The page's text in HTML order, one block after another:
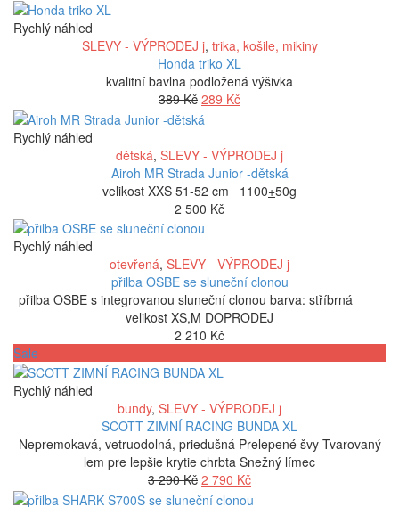
Rychlý náhled
SLEVY - VÝPRODEJ j, trika, košile, mikiny
Honda triko XL
kvalitní bavlna podložená výšivka
389Kč Původní
cena
389 Kč.
289 KčAktuální
289 Kč.
Rychlý náhled
dětská, SLEVY - VÝPRODEJ j
Airoh MR Strada Junior -dětská
velikost XXS 51-52 cm 1100+50g
2 500 Kč
Rychlý náhled
otevřená, SLEVY - VÝPRODEJ j
přilba OSBE se sluneční clonou
přilba OSBE s integrovanou sluneční clonou barva: stříbrná
velikost XS,M DOPRODEJ
2 210 Kč
Sale
Rychlý náhled
bundy, SLEVY - VÝPRODEJ j
SCOTT ZIMNÍ RACING BUNDA XL
Nepremokavá, vetruodolná, priedušná Prelepené švy Tvarovaný
lem pre lepšie krytie chrbta Snežný límec
3 290Kč Původní
cena
2 790 KčAktuální
cena